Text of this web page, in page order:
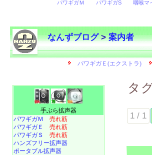
なんずブログ>案内者
タ
1 / 1
手ぶら拡声器
パワギガＭ 売れ筋
パワギガＥ 売れ筋
パワギガＳ 売れ筋
ハンズフリー拡声器
ポータブル拡声器